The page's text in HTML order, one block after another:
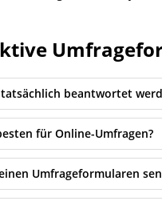
beantwortet
für Online-Umfragen?
Umfrageformularen